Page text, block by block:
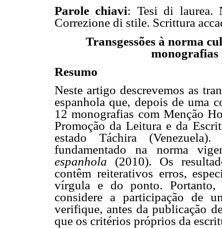
Parole chiavi: Tesi di laurea.
Correzione di stile. Scrittura
Transgessões à norma
monografias
Resumo
Neste artigo descrevemos as
espanhola que, depois de uma
12 monografias com Menção
Promoção da Leitura e da
estado Táchira
fundamentado na norma
espanhola (2010). Os
contêm reiterativos erros,
vírgula e do ponto. Portanto,
considere a participação de
verifique, antes da publicação
que os critérios próprios da